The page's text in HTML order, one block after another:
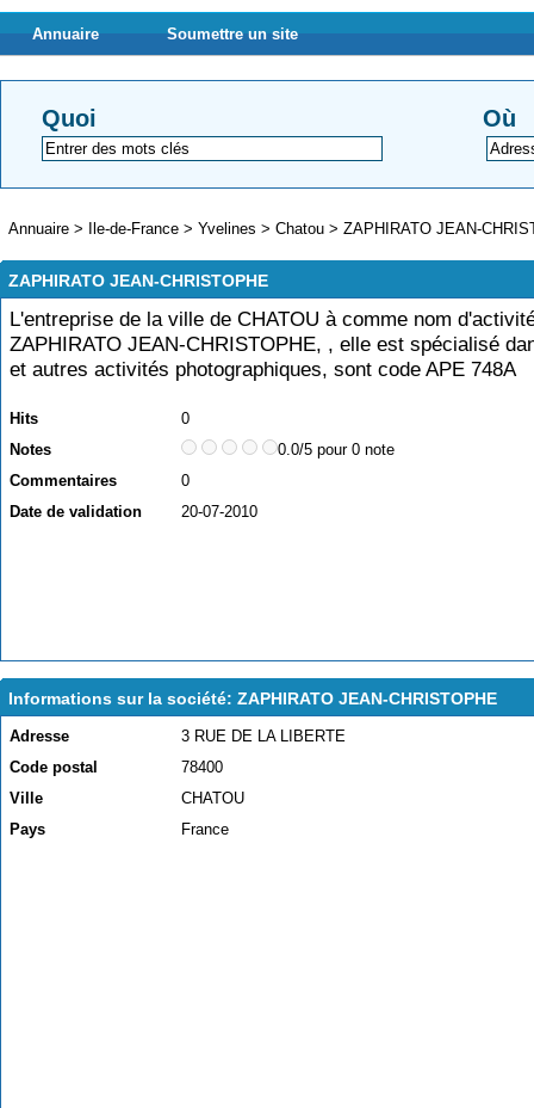
Annuaire Soumettre un site
Quoi Où
Annuaire > Ile-de-France > Yvelines > Chatou > ZAPHIRATO JEAN-
ZAPHIRATO JEAN-CHRISTOPHE
L'entreprise de la ville de CHATOU à comme nom
ZAPHIRATO JEAN-CHRISTOPHE, , elle est spécialisé
et autres activités photographiques, sont code APE 748A
Hits
0
Notes
0.0/5 pour 0 note
Commentaires
0
Date de validation
20-07-2010
Informations sur la société: ZAPHIRATO JEAN-CHRISTOPHE
Adresse
3 RUE DE LA LIBERTE
Code postal
78400
Ville
CHATOU
Pays
France